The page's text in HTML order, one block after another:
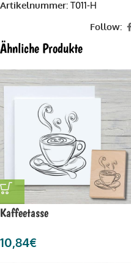
Artikelnummer: T011-H
Follow:
Ähnliche Produkte
Kaffeetasse
10,84€